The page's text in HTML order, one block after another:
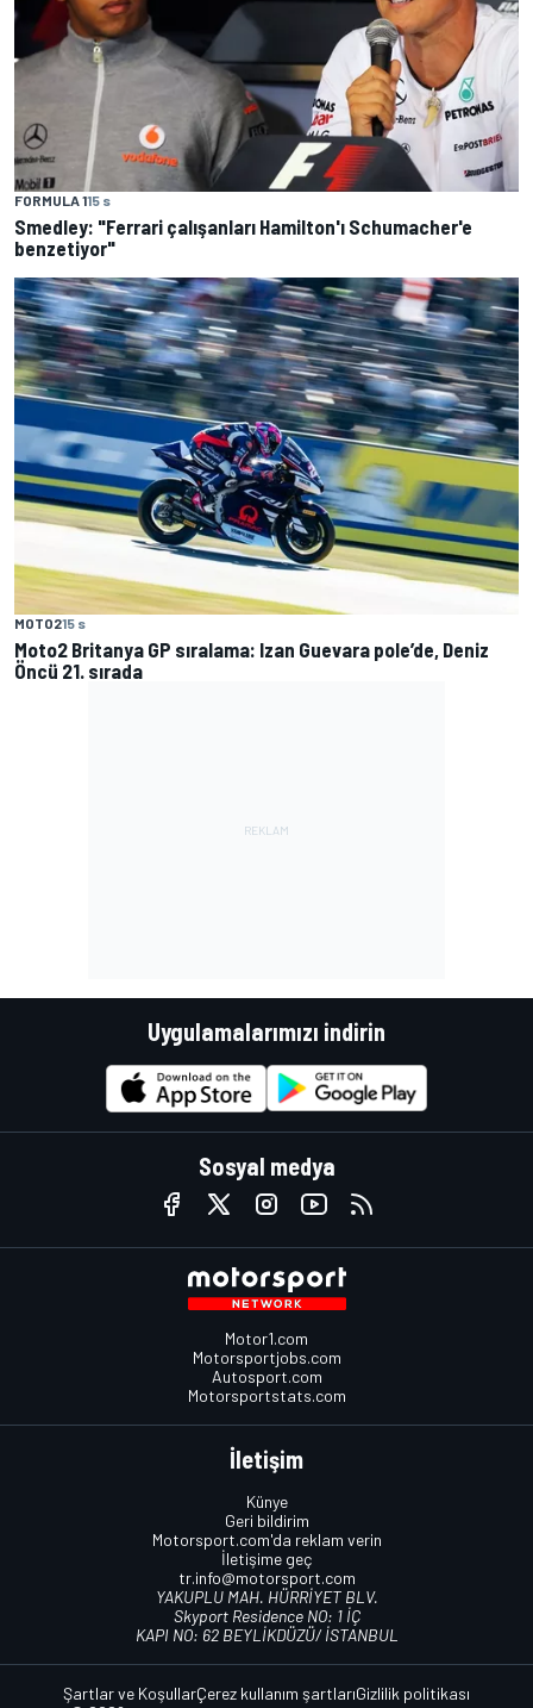
FORMULA 115 s
Smedley: "Ferrari çalışanları Hamilton'ı Schumacher'e
benzetiyor"
MOTO215 s
Moto2 Britanya GP sıralama: Izan Guevara pole’de, Deniz
Öncü 21. sırada
Uygulamalarımızı indirin
Sosyal medya
Motor1.com
Motorsportjobs.com
Autosport.com
Motorsportstats.com
İletişim
Künye
Geri bildirim
Motorsport.com'da reklam verin
İletişime geç
tr.info@motorsport.com
YAKUPLU MAH. HÜRRİYET BLV.
Skyport Residence NO: 1 İÇ
KAPI NO: 62 BEYLİKDÜZÜ/ İSTANBUL
Şartlar ve KoşullarÇerez kullanım şartlarıGizlilik politikası